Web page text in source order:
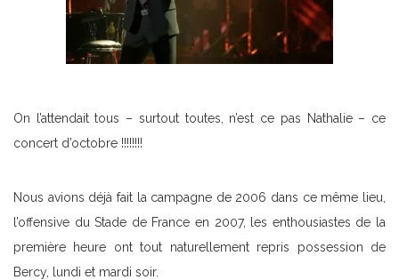
On l’attendait tous – surtout toutes, n’est ce pas Nathalie – ce
concert d’octobre !!!!!!!!
Nous avions déjà fait la campagne de 2006 dans ce même lieu,
l’offensive du Stade de France en 2007, les enthousiastes de la
première heure ont tout naturellement repris possession de
Bercy, lundi et mardi soir.